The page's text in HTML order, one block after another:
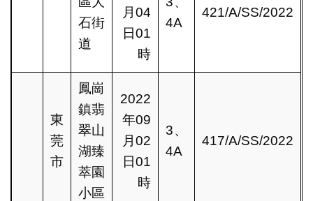
石街
道
月04
日01
時
4A
421/A/SS/2022
東
莞
市
鳳崗
鎮翡
翠山
湖臻
萃園
小區
2022
年09
月02
日01
時
3、
4A
417/A/SS/2022